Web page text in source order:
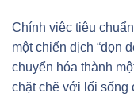
Chính việc tiêu
một chiến dịch “dọn
chuyển hóa thành
chặt chẽ với lối sống